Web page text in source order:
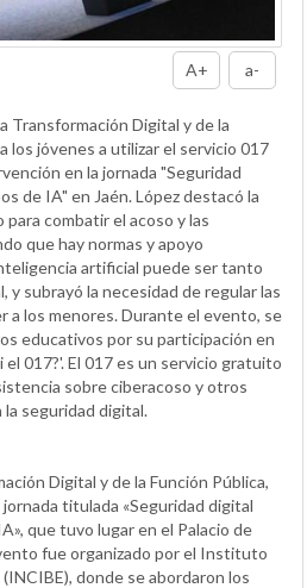
A+ a-
Transformación Digital y de la
los jóvenes a utilizar el servicio 017
en la jornada "Seguridad
de IA" en Jaén. López destacó la
combatir el acoso y las
que hay normas y apoyo
artificial puede ser tanto
y subrayó la necesidad de regular las
a los menores. Durante el evento, se
educativos por su participación en
017?'. El 017 es un servicio gratuito
sobre ciberacoso y otros
seguridad digital.
Digital y de la Función Pública,
titulada «Seguridad digital
que tuvo lugar en el Palacio de
fue organizado por el Instituto
donde se abordaron los